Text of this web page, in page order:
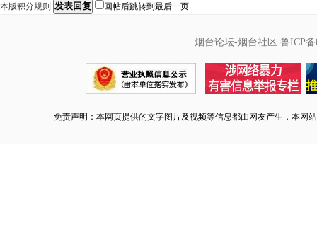
本版积分规则 发表回复 回帖后跳转到最后一页
烟台论坛-烟台社区 鲁ICP备
免责声明：本网页提供的文字图片及视频等信息都由网友产生，本网